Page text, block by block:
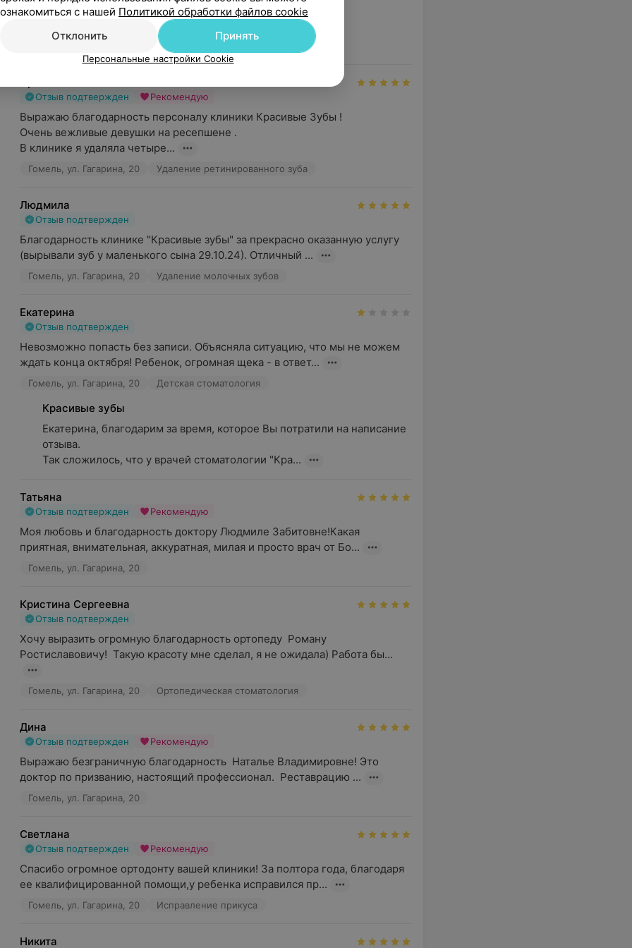
высококвалифицированную помощь. Удаление зуба прошло
Удаление зубов
Отзыв подтвержден Рекомендую
Выражаю благодарность персоналу клиники Красивые Зубы !
Очень вежливые девушки на ресепшене .
В клинике я удаляла четыре...
Гомель, ул. Гагарина, 20 Удаление ретинированного зуба
Людмила
Отзыв подтвержден
Благодарность клинике "Красивые зубы" за прекрасно оказанную услугу
(вырывали зуб у маленького сына 29.10.24). Отличный ...
Гомель, ул. Гагарина, 20 Удаление молочных зубов
Екатерина
Отзыв подтвержден
Невозможно попасть без записи. Объясняла ситуацию, что мы не можем
ждать конца октября! Ребенок, огромная щека - в ответ...
Гомель, ул. Гагарина, 20 Детская стоматология
Красивые зубы
Екатерина, благодарим за время, которое Вы потратили на написание
отзыва.
Так сложилось, что у врачей стоматологии "Кра...
Татьяна
Отзыв подтвержден Рекомендую
Моя любовь и благодарность доктору Людмиле Забитовне!Какая
приятная, внимательная, аккуратная, милая и просто врач от Бо...
Гомель, ул. Гагарина, 20
Кристина Сергеевна
Отзыв подтвержден
Хочу выразить огромную благодарность ортопеду  Роману
Ростиславовичу!  Такую красоту мне сделал, я не ожидала) Работа бы...
Гомель, ул. Гагарина, 20 Ортопедическая стоматология
Дина
Отзыв подтвержден Рекомендую
Выражаю безграничную благодарность  Наталье Владимировне! Это
доктор по призванию, настоящий профессионал.  Реставрацию ...
Гомель, ул. Гагарина, 20
Светлана
Отзыв подтвержден Рекомендую
Спасибо огромное ортодонту вашей клиники! За полтора года, благодаря
ее квалифицированной помощи,у ребенка исправился пр...
Гомель, ул. Гагарина, 20 Исправление прикуса
Никита
ознакомиться с нашей Политикой обработки файлов cookie
Отклонить
Принять
Персональные настройки Cookie